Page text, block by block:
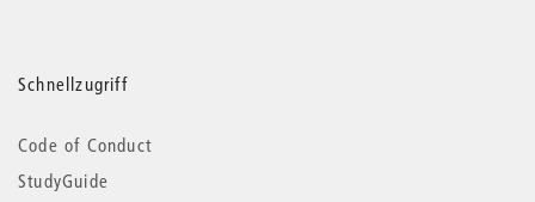
Schnellzugriff
Code of Conduct
StudyGuide